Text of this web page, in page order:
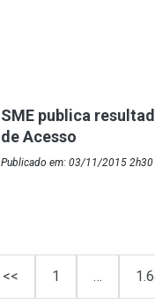
SME publica
de Acesso
Publicado em: 03/11/2015 2h30
<< 1 …